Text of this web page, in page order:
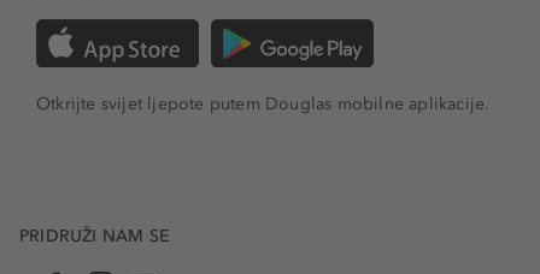
Otkrijte svijet ljepote putem Douglas mobilne aplikacije.
PRIDRUŽI NAM SE